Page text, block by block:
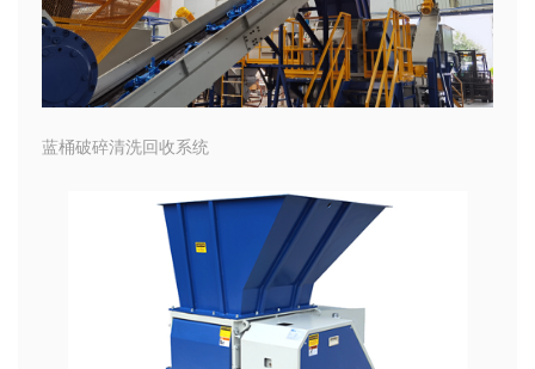
蓝桶破碎清洗回收系统